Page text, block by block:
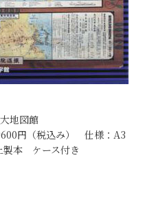
地図館
円（税込み） 仕様：A3
本 ケース付き